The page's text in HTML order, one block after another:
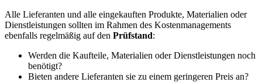
Alle Lieferanten und alle eingekauften Produkte, Materialien oder
Dienstleistungen sollten im Rahmen des Kostenmanagements
ebenfalls regelmäßig auf den Prüfstand:
Werden die Kaufteile, Materialien oder Dienstleistungen noch
benötigt?
Bieten andere Lieferanten sie zu einem geringeren Preis an?